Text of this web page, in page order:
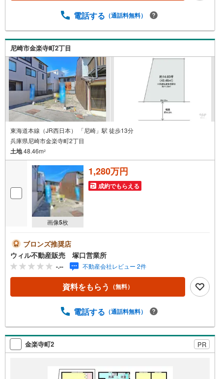
度」あります。現地待ち合わせや物件最寄り駅までの送迎
年末年始・他【営業時間】10:00～19:00駐車場・キッズス
ペースもございます。小さなお子様がいらっしゃるご家庭
もお気軽にご来場下さい！詳しくはまで。
電話する （通話料無料）
尼崎市金楽寺町2丁目
東海道本線（JR西日本） 「尼崎」駅 徒歩13分
兵庫県尼崎市金楽寺町2丁目
土地48.46m2
画像5枚
1,280万円
成約でもらえる
ブロンズ推奨店
ウィル不動産販売 塚口営業所
-.-- 不動産会社レビュー 2件
資料をもらう （無料）
電話する （通話料無料）
金楽寺町2 PR